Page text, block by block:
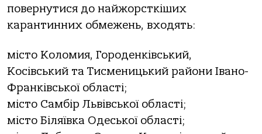
повернутися до найжорсткіших
карантинних обмежень, входять:
місто Коломия, Городенківський,
Косівський та Тисменицький райони Івано-
Франківської області;
місто Самбір Львівської області;
місто Біляївка Одеської області;